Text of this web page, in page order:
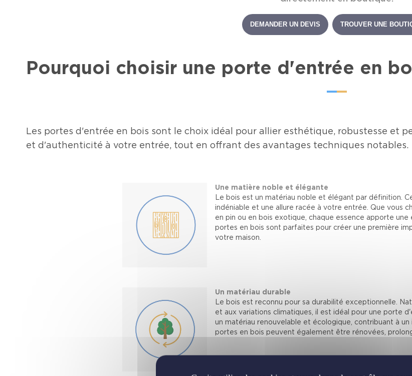
DEMANDER UN DEVIS TROUVER UNE
Pourquoi choisir une porte d'entrée en
Les portes d'entrée en bois sont le choix idéal pour allier esthétique, robustesse et
et d'authenticité à votre entrée, tout en offrant des avantages techniques notables.
Une matière noble et élégante
Le bois est un matériau noble et élégant par définition.
indéniable et une allure racée à votre entrée. Que vous
en pin ou en bois exotique, chaque essence apporte
portes en bois sont parfaites pour créer une première
votre maison.
Un matériau durable
Le bois est reconnu pour sa durabilité exceptionnelle.
et aux variations climatiques, il est idéal pour une porte
un matériau renouvelable et écologique, contribuant à
portes en bois peuvent également être rénovées,